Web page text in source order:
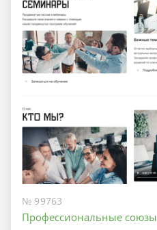
№ 99763
Профессиональные союзы